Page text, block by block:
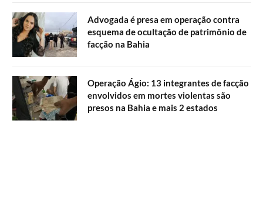
Advogada é presa em operação contra
esquema de ocultação de patrimônio de
facção na Bahia
Operação Ágio: 13 integrantes de facção
envolvidos em mortes violentas são
presos na Bahia e mais 2 estados